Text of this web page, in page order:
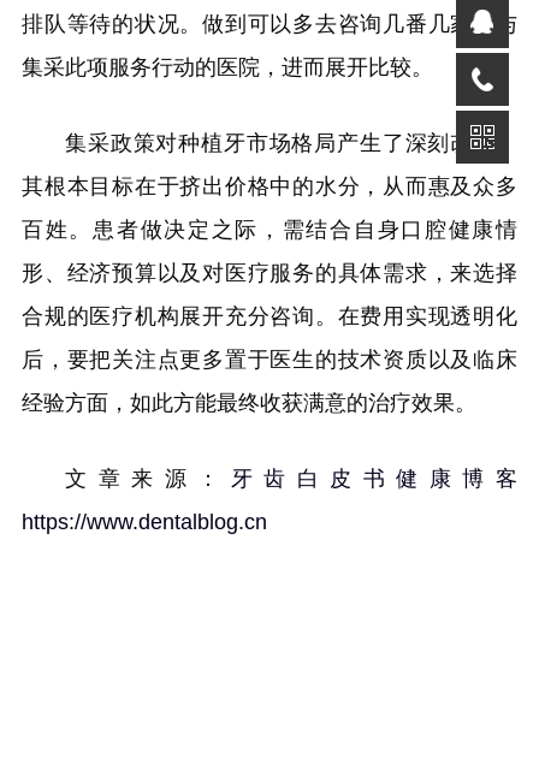
排队等待的状况。做到可以多去咨询几番几家参与
集采此项服务行动的医院，进而展开比较。
集采政策对种植牙市场格局产生了深刻改变，
其根本目标在于挤出价格中的水分，从而惠及众多
百姓。患者做决定之际，需结合自身口腔健康情
形、经济预算以及对医疗服务的具体需求，来选择
合规的医疗机构展开充分咨询。在费用实现透明化
后，要把关注点更多置于医生的技术资质以及临床
经验方面，如此方能最终收获满意的治疗效果。
文章来源：
牙齿白皮书健康博客
https://www.dentalblog.cn